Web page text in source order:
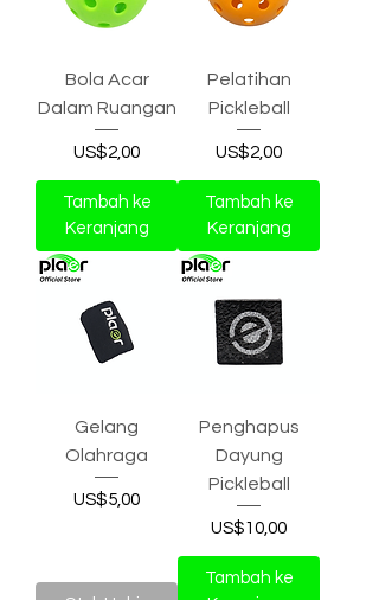
Bola Acar
Dalam Ruangan
Harga
US$2,00
Tambah ke
Keranjang
Pelatihan
Pickleball
Harga
US$2,00
Tambah ke
Keranjang
Gelang
Olahraga
Harga
US$5,00
Penghapus
Dayung
Pickleball
Harga
US$10,00
Tambah ke